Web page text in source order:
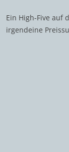
Ein High-Five auf
irgendeine